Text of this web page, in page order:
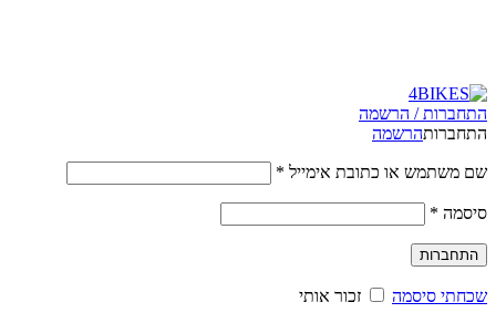
התחברות / הרשמה
התחברותהרשמה
שם משתמש או כתובת אימייל *
סיסמה *
התחברות
שכחתי סיסמה
זכור אותי